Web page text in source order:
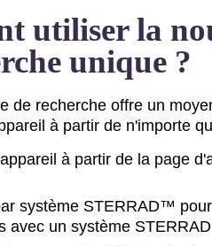
utiliser la
unique ?
de recherche offre un
à partir de n'importe
à partir de la page
système STERRAD™
avec un système